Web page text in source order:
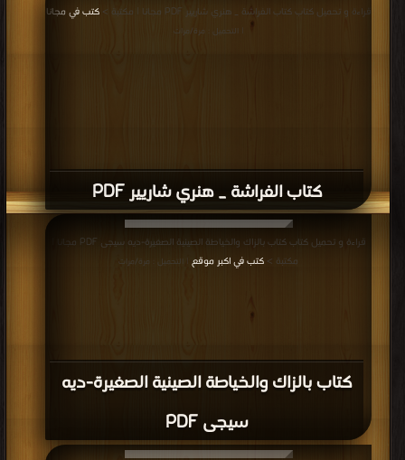
كتاب الفراشة _ هنري شاريير PDF
قراءة و تحميل كتاب كتاب الفراشة _ هنري شاريير PDF مجانا | مكتبة > كتب في مجانا
| التحميل : مرة/مرات
كتاب بالزاك والخياطة الصينية الصغيرة-ديه
سيجى PDF
قراءة و تحميل كتاب كتاب بالزاك والخياطة الصينية الصغيرة-ديه سيجى PDF مجانا |
مكتبة > كتب في اكبر موقع | التحميل : مرة/مرات